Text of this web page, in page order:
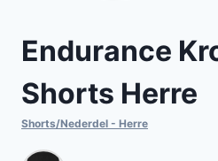
Endurance
Shorts Herre
Shorts/Nederdel - Herre